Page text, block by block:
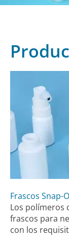
Frascos Snap-
Los polímeros
frascos para
con los